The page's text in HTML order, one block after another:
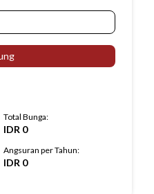
Total Bunga:
IDR 0
Angsuran per Tahun:
IDR 0